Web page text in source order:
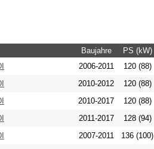
Baujahre PS (kW)
2006-2011 120 (88)
2010-2012 120 (88)
2010-2017 120 (88)
2011-2017 128 (94)
2007-2011 136 (100)